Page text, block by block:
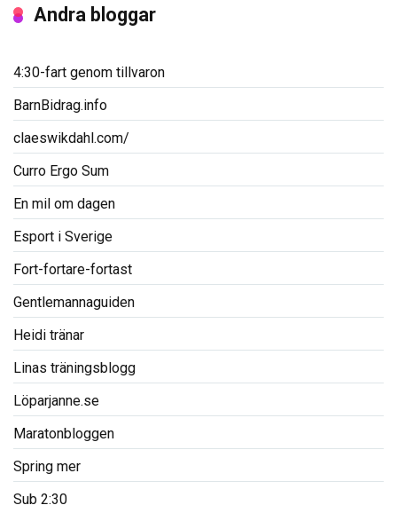
Andra bloggar
4:30-fart genom tillvaron
BarnBidrag.info
claeswikdahl.com/
Curro Ergo Sum
En mil om dagen
Esport i Sverige
Fort-fortare-fortast
Gentlemannaguiden
Heidi tränar
Linas träningsblogg
Löparjanne.se
Maratonbloggen
Spring mer
Sub 2:30